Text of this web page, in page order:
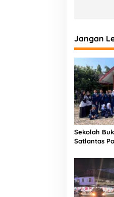
Jangan
Sekolah
Satlantas
“Polantas